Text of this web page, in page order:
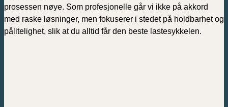
prosessen nøye. Som profesjonelle går vi ikke på akkord
med raske løsninger, men fokuserer i stedet på holdbarhet og
pålitelighet, slik at du alltid får den beste lastesykkelen.